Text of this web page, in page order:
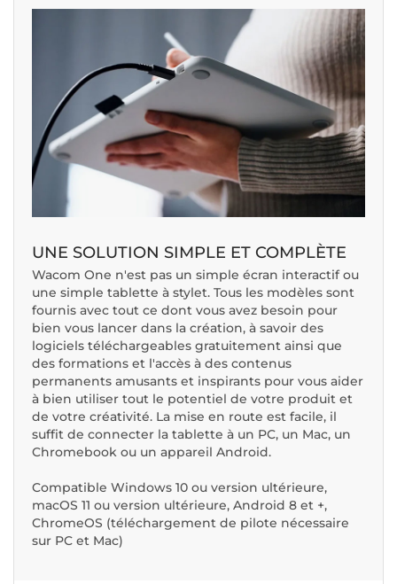
UNE SOLUTION SIMPLE ET COMPLÈTE
Wacom One n'est pas un simple écran interactif ou
une simple tablette à stylet. Tous les modèles sont
fournis avec tout ce dont vous avez besoin pour
bien vous lancer dans la création, à savoir des
logiciels téléchargeables gratuitement ainsi que
des formations et l'accès à des contenus
permanents amusants et inspirants pour vous aider
à bien utiliser tout le potentiel de votre produit et
de votre créativité. La mise en route est facile, il
suffit de connecter la tablette à un PC, un Mac, un
Chromebook ou un appareil Android.
Compatible Windows 10 ou version ultérieure,
macOS 11 ou version ultérieure, Android 8 et +,
ChromeOS (téléchargement de pilote nécessaire
sur PC et Mac)